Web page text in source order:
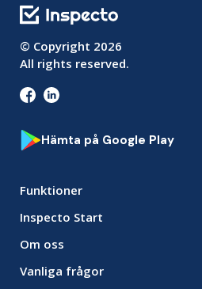
© Copyright 2026
All rights reserved.
Hämta på Google Play
Funktioner
Inspecto Start
Om oss
Vanliga frågor